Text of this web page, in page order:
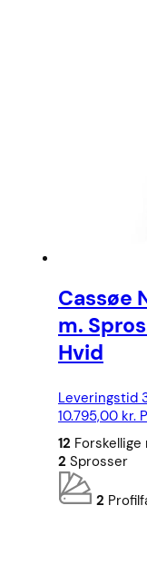
Cassøe
m.
Hvid
Leveringstid
10.795,00 kr.
12 Forskellige
2 Sprosser
2